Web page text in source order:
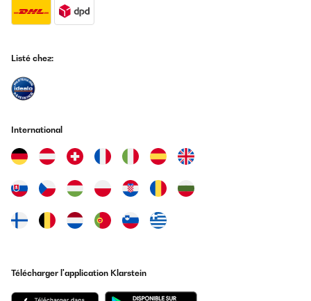
Listé chez:
International
Télécharger l'application Klarstein